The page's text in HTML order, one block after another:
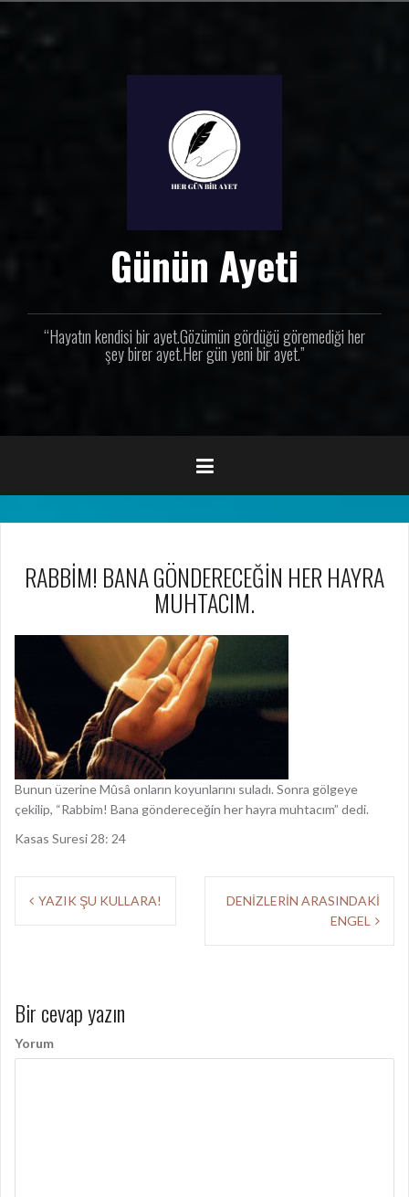
Günün Ayeti
“Hayatın kendisi bir ayet.Gözümün gördüğü göremediği her
şey birer ayet.Her gün yeni bir ayet.”
RABBİM! BANA GÖNDERECEĞİN HER HAYRA
MUHTACIM.
Bunun üzerine Mûsâ onların koyunlarını suladı. Sonra gölgeye
çekilip, “Rabbim! Bana göndereceğin her hayra muhtacım” dedi.
Kasas Suresi 28: 24
ı
d
o
YAZIK ŞU KULLARA!
DENİZLERİN ARASINDAKİ
ENGEL
Bir cevap yazın
Yorum